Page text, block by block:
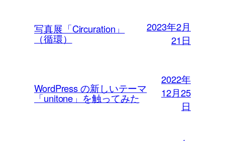
写真展「Circuration」
（循環）
2023年2月
21日
WordPress の新しいテーマ
「unitone」を触ってみた
2022年
12月25
日